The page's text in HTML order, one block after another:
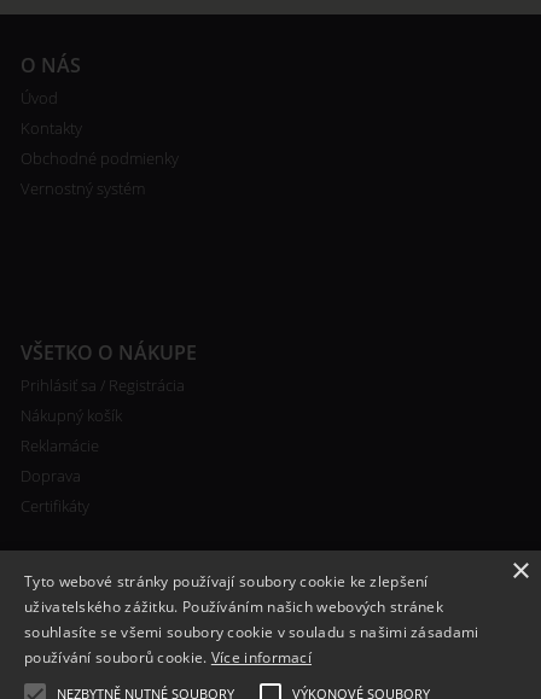
O NÁS
Úvod
Kontakty
Obchodné podmienky
Vernostný systém
VŠETKO O NÁKUPE
Prihlásiť sa / Registrácia
Nákupný košík
Reklamácie
Doprava
Certifikáty
RYCHLÝ KONTAKT
+420 608 138 367
×
Tyto webové stránky používají soubory cookie ke zlepšení
uživatelského zážitku. Používáním našich webových stránek
souhlasíte se všemi soubory cookie v souladu s našimi zásadami
používání souborů cookie. Více informací
NEZBYTNĚ NUTNÉ SOUBORY VÝKONOVÉ SOUBORY